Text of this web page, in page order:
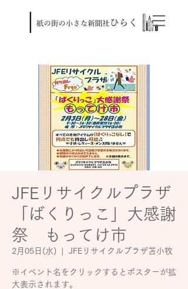
JFEリサイクルプラザ
「ばくりっこ」大感謝
祭 もってけ市
2月05日(水) JFEリサイクルプラザ苫小牧
※イベント名をクリックするとポスターが拡
大表示されます。